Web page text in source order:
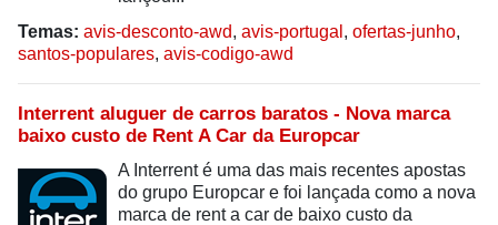
Temas: avis-desconto-awd, avis-portugal , ofertas-junho,
santos-populares, avis-codigo-awd
Interrent aluguer de carros baratos - Nova marca
baixo custo de Rent A Car da Europcar
A Interrent é uma das mais recentes apostas
do grupo Europcar e foi lançada como a nova
marca de rent a car de baixo custo da